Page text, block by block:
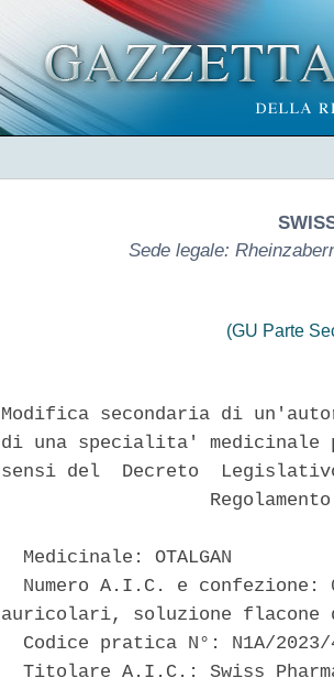
Sede legale:
(GU Parte
Modifica secondaria di
di una specialita' medicinale
sensi del  Decreto
  Medicinale: OTALGAN
Numero A.I.C. e confezione:
auricolari, soluzione flacone
Codice pratica N°: N1A/
Titolare A.I.C.: Swiss